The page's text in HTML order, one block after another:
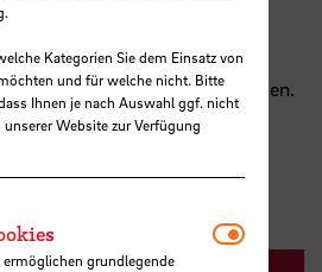
keine Veranstaltungen anzeigen.
.
Kategorien Sie dem Einsatz von
und für welche nicht. Bitte
Ihnen je nach Auswahl ggf. nicht
Website zur Verfügung
grundlegende